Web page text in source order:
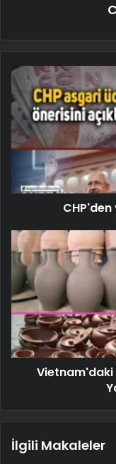
Vietnam'daki
İlgili Makaleler